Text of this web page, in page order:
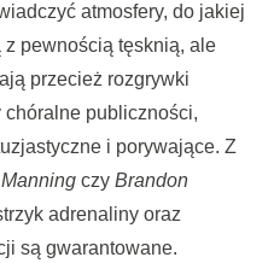
atmosfery, do jakiej
pewnością tęsknią, ale
przecież rozgrywki
publiczności,
i porywające. Z
czy Brandon
adrenaliny oraz
są gwarantowane.